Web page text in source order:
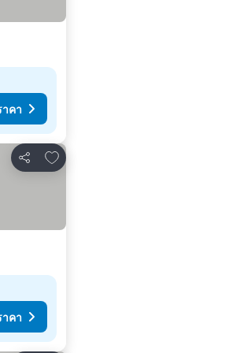
าคา
แชร์
เพิ่มในรายการโปรด
าคา